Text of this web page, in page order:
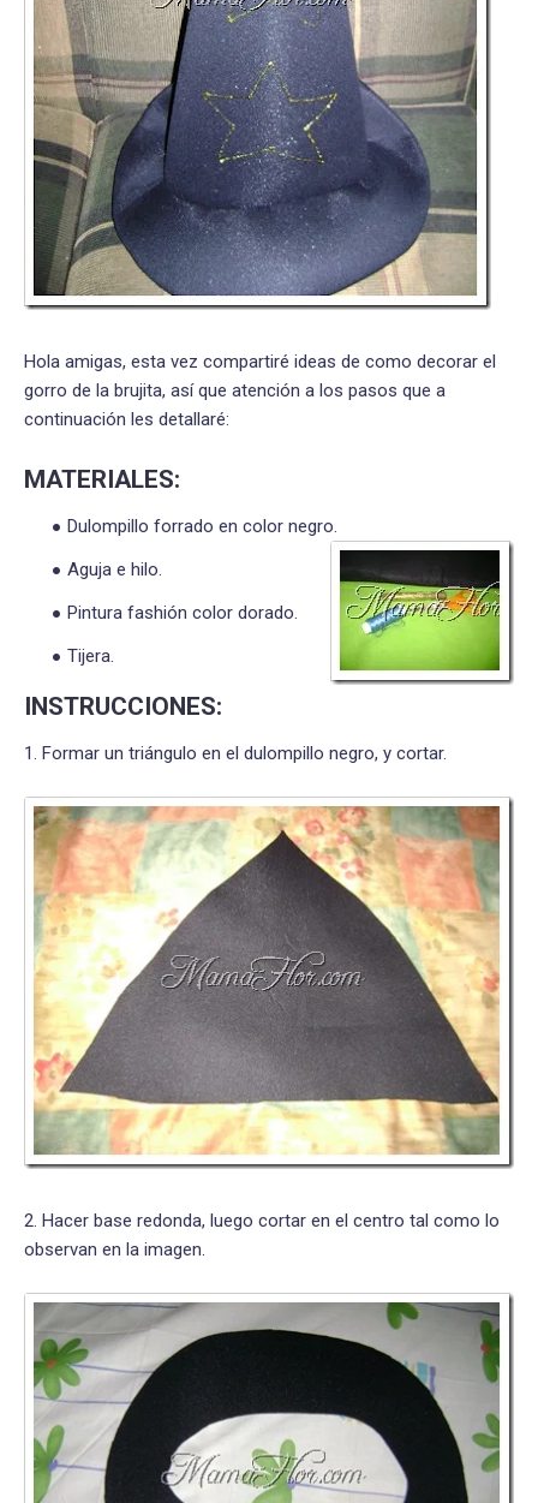
Hola amigas, esta vez compartiré ideas de como decorar el
gorro de la brujita, así que atención a los pasos que a
continuación les detallaré:
MATERIALES:
Dulompillo forrado en color negro.
Aguja e hilo.
Pintura fashión color dorado.
Tijera.
INSTRUCCIONES:
1. Formar un triángulo en el dulompillo negro, y cortar.
2. Hacer base redonda, luego cortar en el centro tal como lo
observan en la imagen.